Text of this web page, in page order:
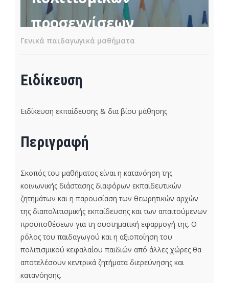
προσεγγίσεων
Γενικά παιδαγωγικά μαθήματα
Ειδίκευση
Ειδίκευση εκπαίδευσης & δια βίου μάθησης
Περιγραφή
Σκοπός του μαθήματος είναι η κατανόηση της
κοινωνικής διάστασης διαφόρων εκπαιδευτικών
ζητημάτων και η παρουσίαση των θεωρητικών αρχών
της διαπολιτισμικής εκπαίδευσης και των απαιτούμενων
προϋποθέσεων για τη συστηματική εφαρμογή της. Ο
ρόλος του παιδαγωγού και η αξιοποίηση του
πολιτισμικού κεφαλαίου παιδιών από άλλες χώρες θα
αποτελέσουν κεντρικά ζητήματα διερεύνησης και
κατανόησης.